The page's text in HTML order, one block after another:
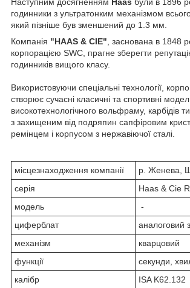
годинники з ультратонким механізмом
який пізніше був зменшений до 1.3 мм.
Компанія "HAAS & CIE" , заснована в 1848
корпорацією SWC, прагне зберегти
годинників вищого класу.
Використовуючи спеціальні технології,
створює сучасні класичні та спортивні
високотехнологічного вольфраму, карбідів
з захищеним від подряпин сапфіровим
ремінцем і корпусом з нержавіючої сталі.
місцезнаходження компанії
р. Женева,
серія
Haas & Cie
модель
-
циферблат
аналоговий
механізм
кварцовий
функції
секунди,
калібр
ISA K62.132